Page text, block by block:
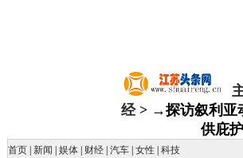
经> →探访叙利亚
供庇
首页 新闻 娱体 财经 汽车 女性 科技